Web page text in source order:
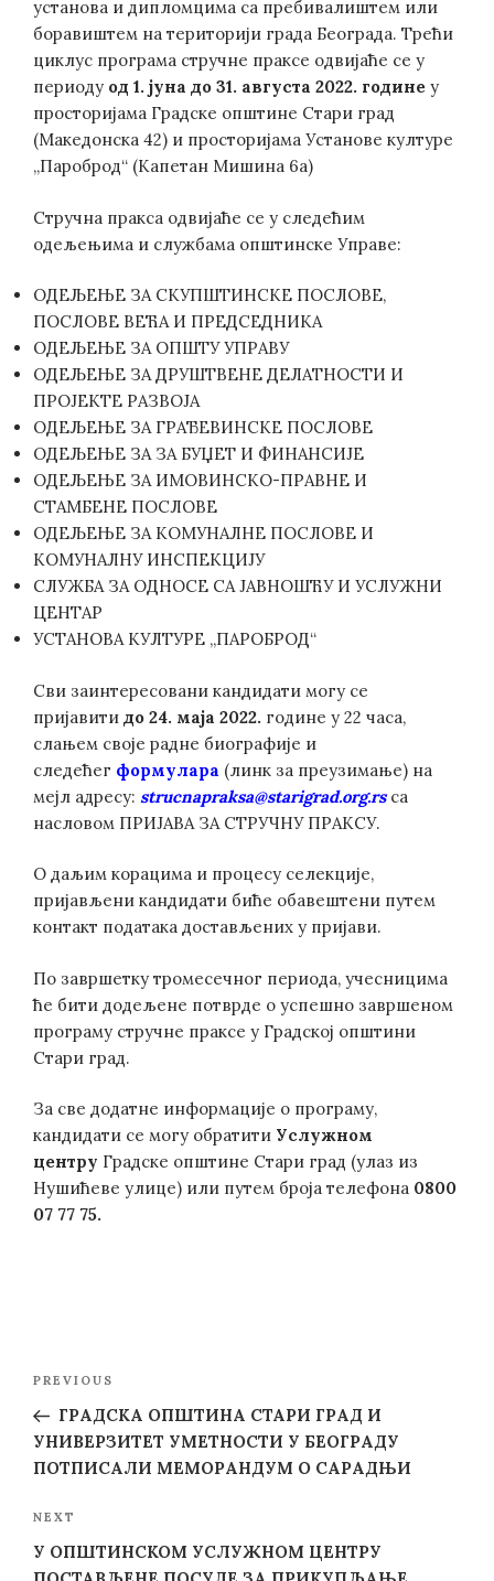
установа и дипломцима са пребивалиштем или
боравиштем на територији града Београда. Трећи
циклус програма стручне праксе одвијаће се у
периоду од 1. јуна до 31. августа 2022. године у
просторијама Градске општине Стари град
(Македонска 42) и просторијама Установе културе
„Пароброд“ (Капетан Мишина 6а)
Стручна пракса одвијаће се у следећим
одељењима и службама општинске Управе:
ОДЕЉЕЊЕ ЗА СКУПШТИНСКЕ ПОСЛОВЕ,
ПОСЛОВЕ ВЕЋА И ПРЕДСЕДНИКА
ОДЕЉЕЊЕ ЗА ОПШТУ УПРАВУ
ОДЕЉЕЊЕ ЗА ДРУШТВЕНЕ ДЕЛАТНОСТИ И
ПРОЈЕКТЕ РАЗВОЈА
ОДЕЉЕЊЕ ЗА ГРАЂЕВИНСКЕ ПОСЛОВЕ
ОДЕЉЕЊЕ ЗА ЗА БУЏЕТ И ФИНАНСИЈЕ
ОДЕЉЕЊЕ ЗА ИМОВИНСКО-ПРАВНЕ И
СТАМБЕНЕ ПОСЛОВЕ
ОДЕЉЕЊЕ ЗА КОМУНАЛНЕ ПОСЛОВЕ И
КОМУНАЛНУ ИНСПЕКЦИЈУ
СЛУЖБА ЗА ОДНОСЕ СА ЈАВНОШЋУ И УСЛУЖНИ
ЦЕНТАР
УСТАНОВА КУЛТУРЕ „ПАРОБРОД“
Сви заинтересовани кандидати могу се
пријавити до 24. маја 2022. године у 22 часа,
слањем своје радне биографије и
следећег формулара (линк за преузимање) на
мејл адресу: strucnapraksa@starigrad.org.rsса
насловом ПРИЈАВА ЗА СТРУЧНУ ПРАКСУ.
О даљим корацима и процесу селекције,
пријављени кандидати биће обавештени путем
контакт података достављених у пријави.
По завршетку тромесечног периода, учесницима
ће бити додељене потврде о успешно завршеном
програму стручне праксе у Градској општини
Стари град.
За све додатне информације о програму,
кандидати се могу обратити Услужном
центру Градске општине Стари град (улаз из
Нушићеве улице) или путем броја телефона 0800
07 77 75.
Post
Previous
Post
PREVIOUS
ГРАДСКА ОПШТИНА СТАРИ ГРАД И
УНИВЕРЗИТЕТ УМЕТНОСТИ У БЕОГРАДУ
ПОТПИСАЛИ МЕМОРАНДУМ О САРАДЊИ
Next
Post
NEXT
У ОПШТИНСКОМ УСЛУЖНОМ ЦЕНТРУ